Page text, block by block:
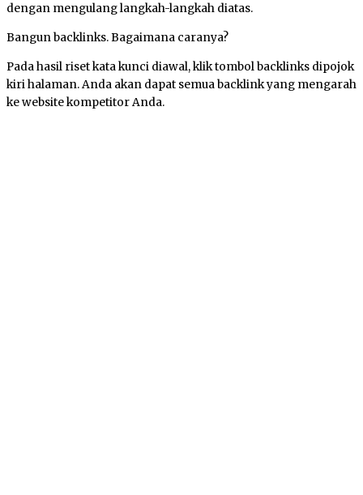
dengan mengulang langkah-langkah diatas.
Bangun backlinks. Bagaimana caranya?
Pada hasil riset kata kunci diawal, klik tombol backlinks dipojok
kiri halaman. Anda akan dapat semua backlink yang mengarah
ke website kompetitor Anda.